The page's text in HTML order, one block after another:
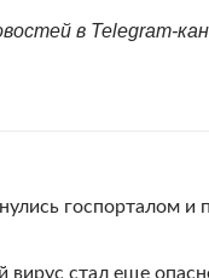
в Telegram-
госпорталом и
вирус стал еще